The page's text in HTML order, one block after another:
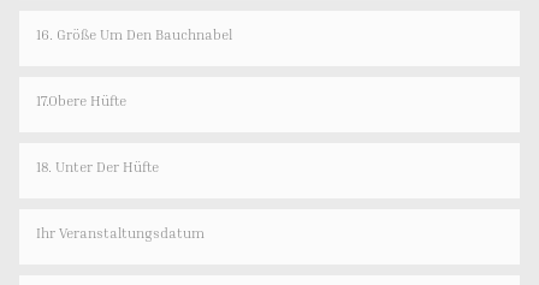
16. Größe Um Den Bauchnabel
17.Obere Hüfte
18. Unter Der Hüfte
Ihr Veranstaltungsdatum